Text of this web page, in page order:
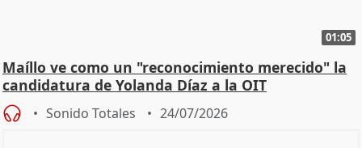
01:05
Maíllo ve como un "reconocimiento merecido" la
candidatura de Yolanda Díaz a la OIT
Sonido Totales 24/07/2026